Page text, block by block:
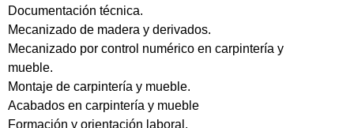
Documentación técnica.
Mecanizado de madera y derivados.
Mecanizado por control numérico en carpintería y
mueble.
Montaje de carpintería y mueble.
Acabados en carpintería y mueble
Formación y orientación laboral.